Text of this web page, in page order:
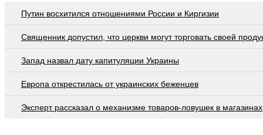
Путин восхитился отношениями России и Киргизии
Священник допустил, что церкви могут торговать своей
Запад назвал дату капитуляции Украины
Европа открестилась от украинских беженцев
Эксперт рассказал о механизме товаров-ловушек в магазинах